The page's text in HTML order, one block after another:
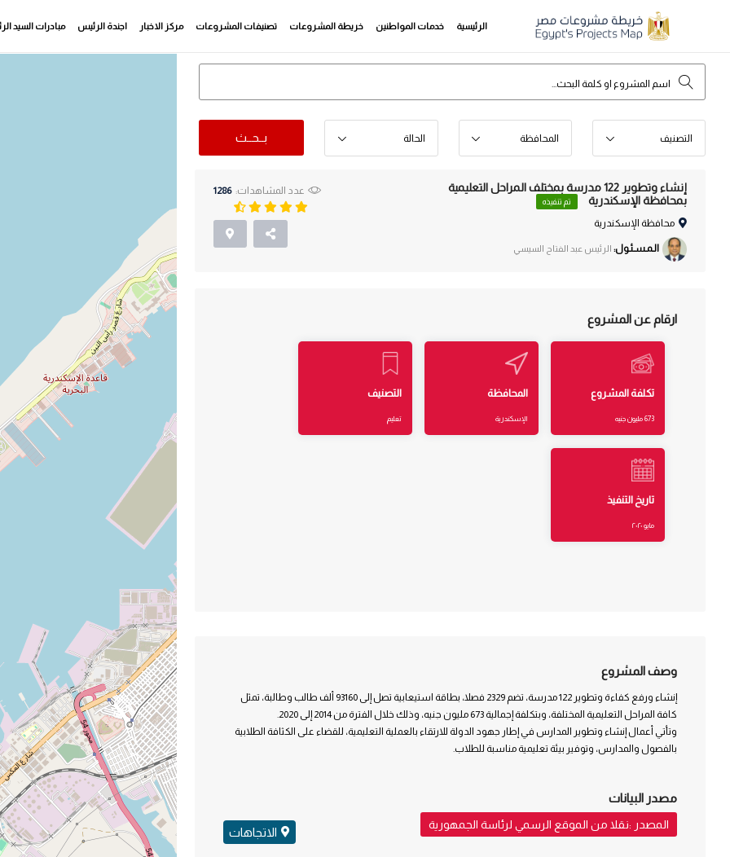
الرئيسية خدمات المواطنين خريطة المشروعات تصنيفات المشروعات مركز الاخبار اجندة الرئيس مبادرات السيد
التصنيف المحافظة الحالة بــحــث
إنشاء وتطوير 122 مدرسة بمختلف المراحل التعليمية
بمحافظة الإسكندرية
تم تنفيذه
محافظة الإسكندرية
الـمـسـئـول: الرئيس عبد الفتاح السيسي
عدد المشاهدات: 1286
ارقام عن المشروع
تكلفة المشروع
673 مليون جنيه
المحافظة
الإسكندرية
التصنيف
تعليم
تاريخ التنفيذ
مايو ٢٠٢٠
وصف المشروع
إنشاء ورفع كفاءة وتطوير 122 مدرسة، تضم 2329 فصلا، بطاقة استيعابية تصل إلى 93160 ألف طالب وطالبة، تمثل
كافة المراحل التعليمية المختلفة، وبتكلفة إجمالية 673 مليون جنيه، وذلك خلال الفترة من 2014 إلى 2020.
وتأتي أعمال إنشاء وتطوير المدارس في إطار جهود الدولة للارتقاء بالعملية التعليمية، للقضاء على الكثافة الطلابية
بالفصول والمدارس، وتوفير بيئة تعليمية مناسبة للطلاب.
مصدر البيانات
المصدر :نقلا من الموقع الرسمي لرئاسة الجمهورية
الاتجاهات